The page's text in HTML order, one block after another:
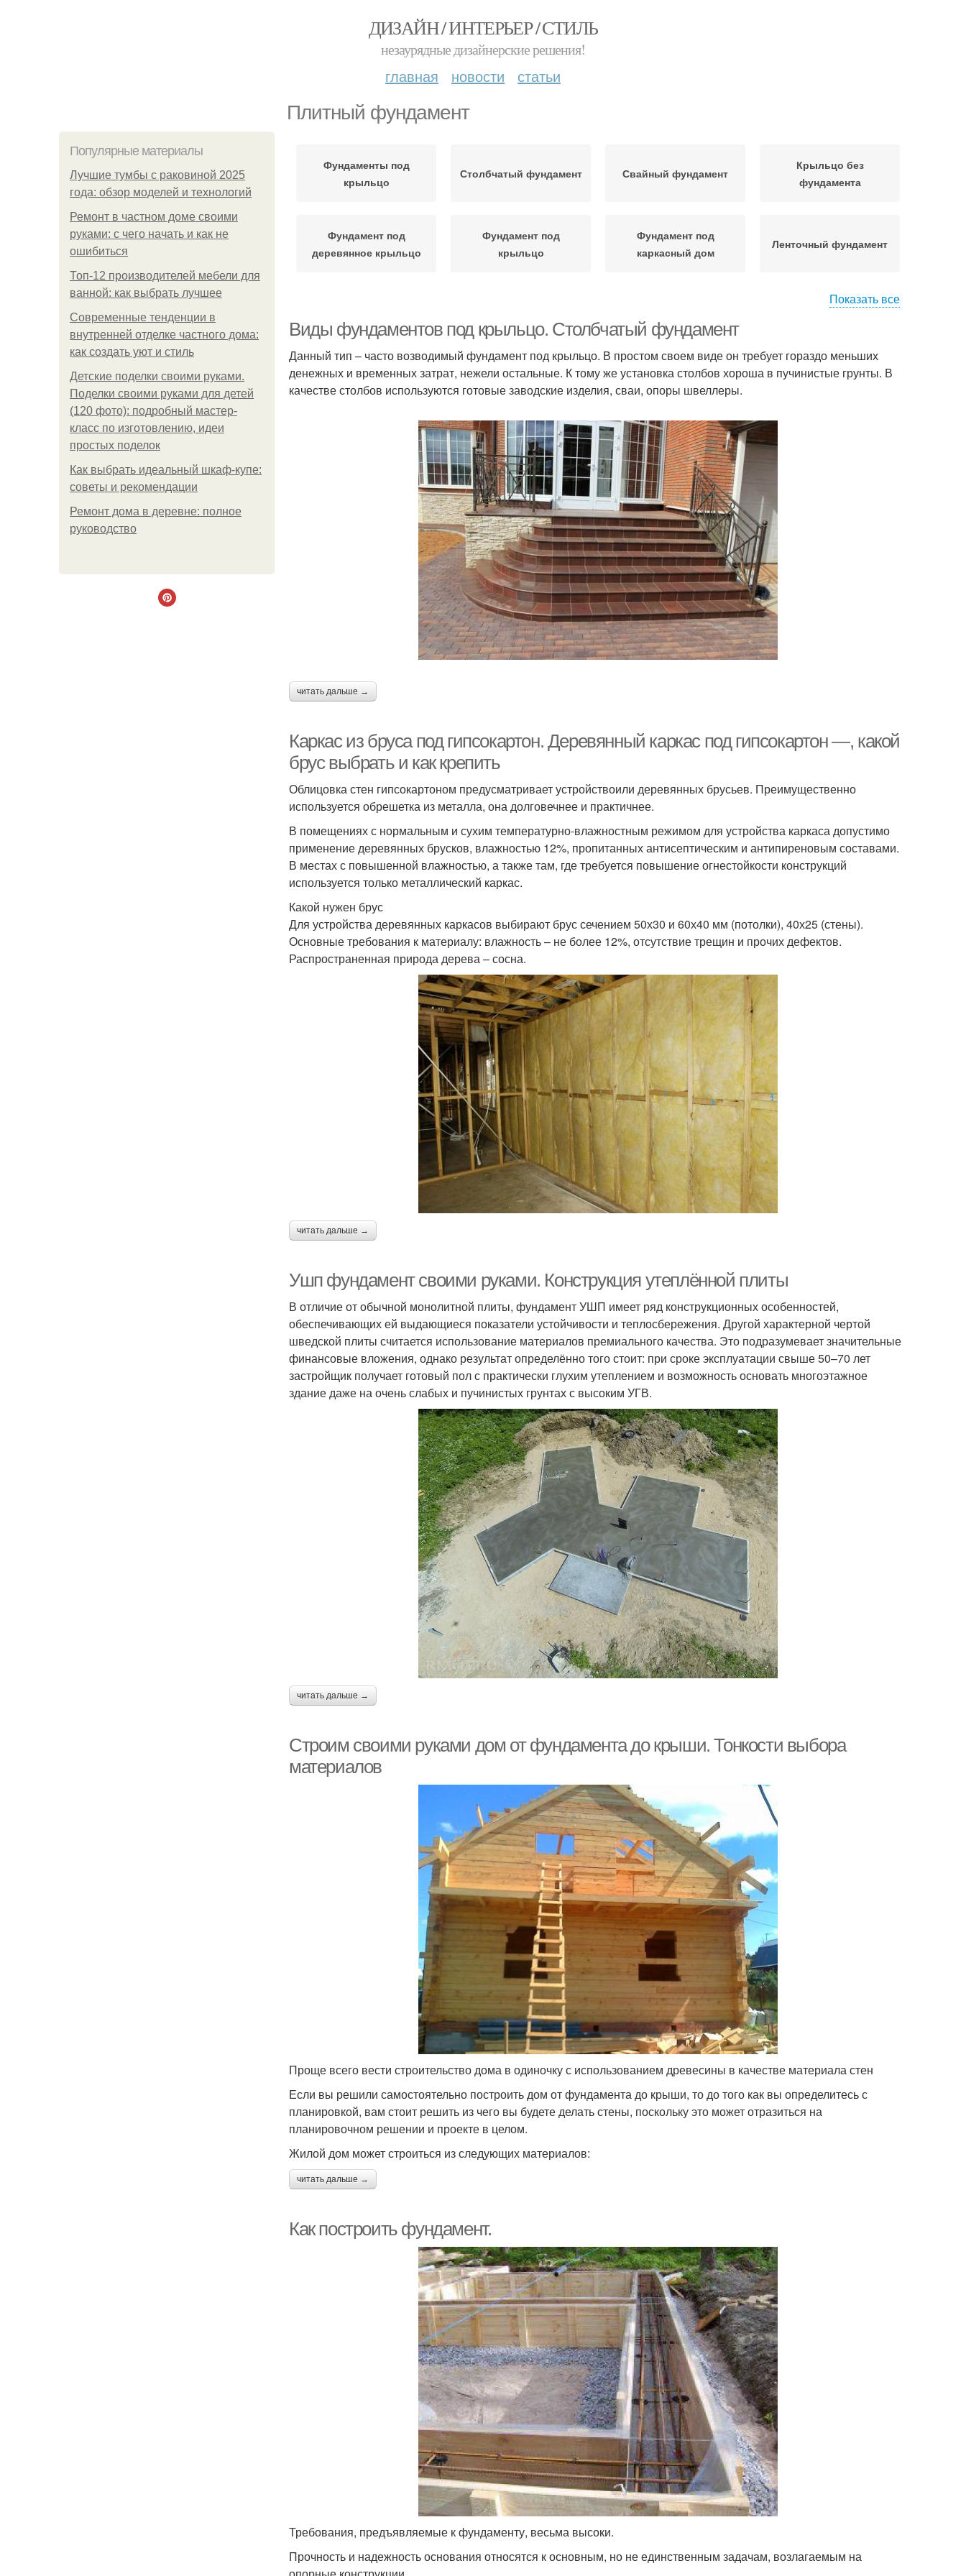
ДИЗАЙН / ИНТЕРЬЕР / СТИЛЬ
незаурядные дизайнерские решения!
главная новости статьи
Плитный фундамент
Популярные материалы
Лучшие тумбы с раковиной 2025
года: обзор моделей и технологий
Ремонт в частном доме своими
руками: с чего начать и как не
ошибиться
Топ-12 производителей мебели для
ванной: как выбрать лучшее
Современные тенденции в
внутренней отделке частного дома:
как создать уют и стиль
Детские поделки своими руками.
Поделки своими руками для детей
(120 фото): подробный мастер-
класс по изготовлению, идеи
простых поделок
Как выбрать идеальный шкаф-купе:
советы и рекомендации
Ремонт дома в деревне: полное
руководство
Фундаменты под
крыльцо
Столбчатый фундамент Свайный фундамент
Крыльцо без
фундамента
Фундамент под
деревянное крыльцо
Фундамент под
крыльцо
Фундамент под
каркасный дом
Ленточный фундамент
фундамент
Дешевый фундамент Руки от фундамента Фундаменты под дом
Фундамент под
деревянный дом
Показать все
Виды фундаментов под крыльцо. Столбчатый фундамент
Данный тип – часто возводимый фундамент под крыльцо. В простом своем виде он требует гораздо меньших
денежных и временных затрат, нежели остальные. К тому же установка столбов хороша в пучинистые грунты. В
качестве столбов используются готовые заводские изделия, сваи, опоры швеллеры.
читать дальше →
Каркас из бруса под гипсокартон. Деревянный каркас под гипсокартон —, какой
брус выбрать и как крепить
Облицовка стен гипсокартоном предусматривает устройствоили деревянных брусьев. Преимущественно
используется обрешетка из металла, она долговечнее и практичнее.
В помещениях с нормальным и сухим температурно-влажностным режимом для устройства каркаса допустимо
применение деревянных брусков, влажностью 12%, пропитанных антисептическим и антипиреновым составами.
В местах с повышенной влажностью, а также там, где требуется повышение огнестойкости конструкций
используется только металлический каркас.
Какой нужен брус
Для устройства деревянных каркасов выбирают брус сечением 50х30 и 60х40 мм (потолки), 40х25 (стены).
Основные требования к материалу: влажность – не более 12%, отсутствие трещин и прочих дефектов.
Распространенная природа дерева – сосна.
читать дальше →
Ушп фундамент своими руками. Конструкция утеплённой плиты
В отличие от обычной монолитной плиты, фундамент УШП имеет ряд конструкционных особенностей,
обеспечивающих ей выдающиеся показатели устойчивости и теплосбережения. Другой характерной чертой
шведской плиты считается использование материалов премиального качества. Это подразумевает значительные
финансовые вложения, однако результат определённо того стоит: при сроке эксплуатации свыше 50–70 лет
застройщик получает готовый пол с практически глухим утеплением и возможность основать многоэтажное
здание даже на очень слабых и пучинистых грунтах с высоким УГВ.
читать дальше →
Строим своими руками дом от фундамента до крыши. Тонкости выбора
материалов
Проще всего вести строительство дома в одиночку с использованием древесины в качестве материала стен
Если вы решили самостоятельно построить дом от фундамента до крыши, то до того как вы определитесь с
планировкой, вам стоит решить из чего вы будете делать стены, поскольку это может отразиться на
планировочном решении и проекте в целом.
Жилой дом может строиться из следующих материалов:
читать дальше →
Как построить фундамент.
Требования, предъявляемые к фундаменту, весьма высоки.
Прочность и надежность основания относятся к основным, но не единственным задачам, возлагаемым на